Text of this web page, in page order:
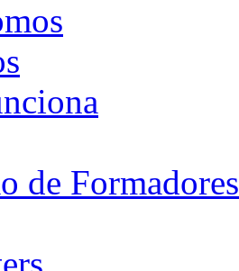
de Formadores